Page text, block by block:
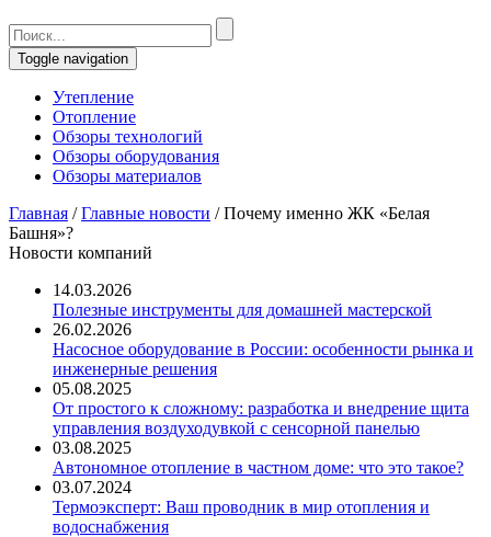
Toggle navigation
Утепление
Отопление
Обзоры технологий
Обзоры оборудования
Обзоры материалов
Главная /Главные новости /Почему именно ЖК «Белая
Башня»?
Новости компаний
14.03.2026
Полезные инструменты для домашней мастерской
26.02.2026
Насосное оборудование в России: особенности рынка и
инженерные решения
05.08.2025
От простого к сложному: разработка и внедрение щита
управления воздуходувкой с сенсорной панелью
03.08.2025
Автономное отопление в частном доме: что это такое?
03.07.2024
Термоэксперт: Ваш проводник в мир отопления и
водоснабжения